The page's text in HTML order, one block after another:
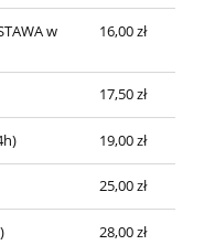
w
16,00 zł
17,50 zł
19,00 zł
25,00 zł
28,00 zł